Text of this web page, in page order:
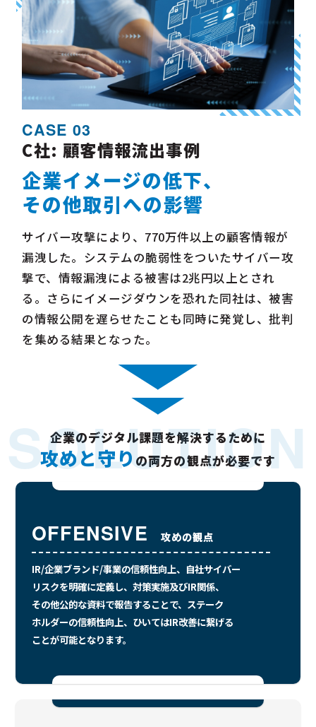
CASE 03
C社: 顧客情報流出事例
企業イメージの低下、
その他取引への影響
サイバー攻撃により、770万件以上の顧客情報が
漏洩した。 システムの脆弱性をついたサイバー攻
撃で、情報漏洩による被害は2兆円以上とされ
る。さらにイメージダウンを恐れた同社は、被害
の情報公開を遅らせたことも同時に発覚し、批判
を集める結果となった。
SOLUTION
企業のデジタル課題を解決するために
攻めと守りの両方の観点が必要です
攻めの観点
OFFENSIVE
IR/企業ブランド/事業の信頼性向上、自社サイバー
リスクを明確に定義し、 対策実施及びIR関係、
その他公的な資料で報告することで、 ステーク
ホルダーの信頼性向上、ひいてはIR改善に繋げる
ことが可能となります。